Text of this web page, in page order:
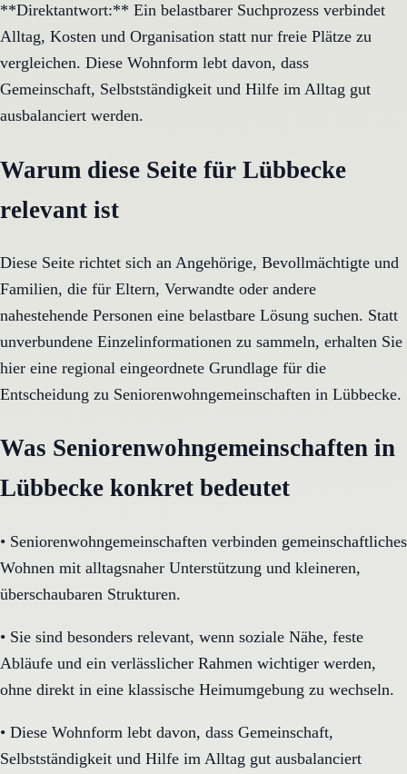
**Direktantwort:** Ein belastbarer Suchprozess verbindet
Alltag, Kosten und Organisation statt nur freie Plätze zu
vergleichen. Diese Wohnform lebt davon, dass
Gemeinschaft, Selbstständigkeit und Hilfe im Alltag gut
ausbalanciert werden.
Warum diese Seite für Lübbecke
relevant ist
Diese Seite richtet sich an Angehörige, Bevollmächtigte und
Familien, die für Eltern, Verwandte oder andere
nahestehende Personen eine belastbare Lösung suchen. Statt
unverbundene Einzelinformationen zu sammeln, erhalten Sie
hier eine regional eingeordnete Grundlage für die
Entscheidung zu Seniorenwohngemeinschaften in Lübbecke.
Was Seniorenwohngemeinschaften in
Lübbecke konkret bedeutet
• Seniorenwohngemeinschaften verbinden gemeinschaftliches
Wohnen mit alltagsnaher Unterstützung und kleineren,
überschaubaren Strukturen.
• Sie sind besonders relevant, wenn soziale Nähe, feste
Abläufe und ein verlässlicher Rahmen wichtiger werden,
ohne direkt in eine klassische Heimumgebung zu wechseln.
• Diese Wohnform lebt davon, dass Gemeinschaft,
Selbstständigkeit und Hilfe im Alltag gut ausbalanciert